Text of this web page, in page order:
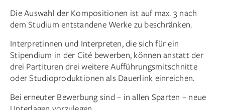
Die Auswahl der Kompositionen ist auf max. 3 nach
dem Studium entstandene Werke zu beschränken.
Interpretinnen und Interpreten, die sich für ein
Stipendium in der Cité bewerben, können anstatt der
drei Partituren drei weitere Aufführungsmitschnitte
oder Studioproduktionen als Dauerlink einreichen.
Bei erneuter Bewerbung sind – in allen Sparten – neue